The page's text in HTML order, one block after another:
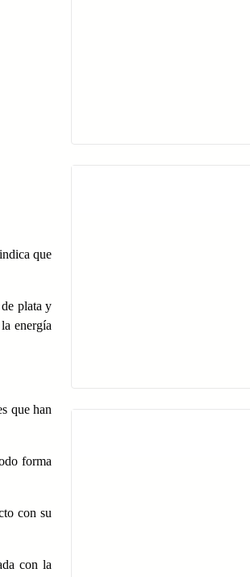
que
plata y
energía
que han
forma
con su
con la